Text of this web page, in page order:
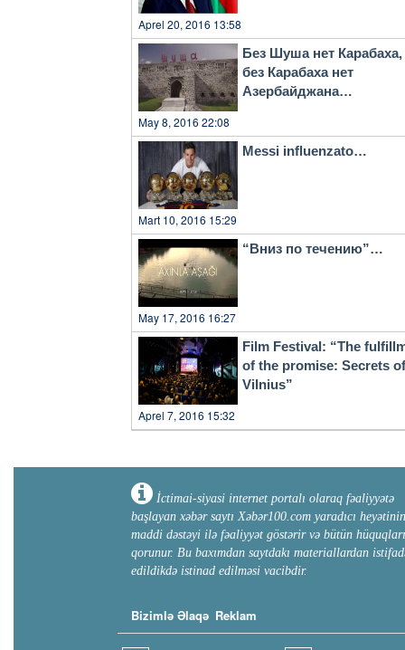
Aprel 20, 2016 13:58
Без Шуша нет Карабаха,
без Карабаха нет
Азербайджана…
May 8, 2016 22:08
Messi influenzato…
Mart 10, 2016 15:29
“Вниз по течению”…
May 17, 2016 16:27
Film Festival: “The
of the promise: Secrets of
Vilnius”
Aprel 7, 2016 15:32
İctimai-siyasi internet portalı olaraq fəaliyyətə
başlayan xəbər saytı Xəbər100.com yaradıcı heyətinin
maddi dəstəyi ilə fəaliyyət göstərir və bütün hüquqları
qorunur. Bu baxımdan saytdakı materiallardan
edildikdə istinad edilməsi vacibdir.
Bizimlə Əlaqə Reklam